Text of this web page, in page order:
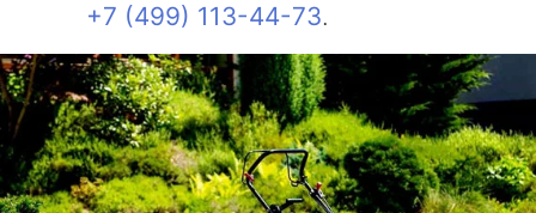
+7 (499) 113-44-73.